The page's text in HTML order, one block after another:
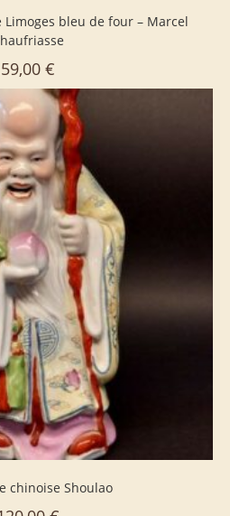
Limoges bleu de four – Marcel
59,00 €
chinoise Shoulao